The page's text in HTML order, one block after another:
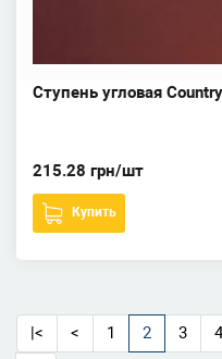
Ступень угловая
215.28 грн/шт
Купить
|< < 1 2 3 4